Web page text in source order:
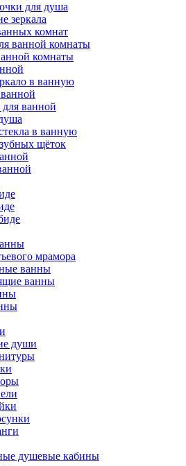
для душа
зеркала
комнат
ванной комнаты
комнаты
в ванную
ванной
в ванную
щёток
мрамора
ванны
ванны
души
душевые кабины